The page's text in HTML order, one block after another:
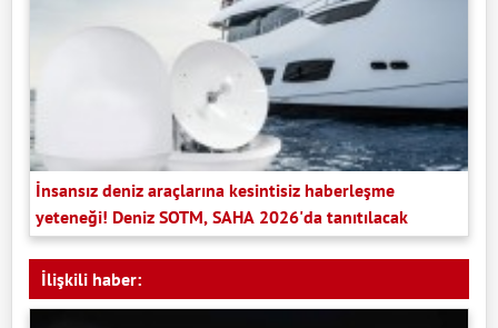
İnsansız deniz araçlarına kesintisiz haberleşme
yeteneği! Deniz SOTM, SAHA 2026'da tanıtılacak
İlişkili haber: